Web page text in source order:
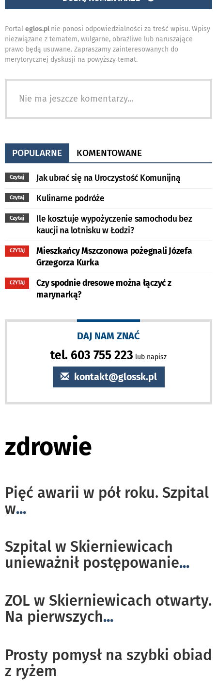
Portal eglos.pl nie ponosi odpowiedzialności za treść wpisu. Wpisy
niezwiązane z tematem, wulgarne, obraźliwe lub naruszające
prawo będą usuwane. Zapraszamy zainteresowanych do
merytorycznej dyskusji na powyższy temat.
Nie ma jeszcze komentarzy...
POPULARNE KOMENTOWANE
Czytaj Jak ubrać się na Uroczystość Komunijną
Czytaj Kulinarne podróże
Czytaj
Ile kosztuje wypożyczenie samochodu bez
kaucji na lotnisku w Łodzi?
CZYTAJ
Mieszkańcy Mszczonowa pożegnali Józefa
Grzegorza Kurka
CZYTAJ
Czy spodnie dresowe można łączyć z
marynarką?
DAJ NAM ZNAĆ
tel. 603 755 223 lub napisz
kontakt@glossk.pl
zdrowie
Pięć awarii w pół roku. Szpital
w...
Szpital w Skierniewicach
unieważnił postępowanie...
ZOL w Skierniewicach otwarty.
Na pierwszych...
Prosty pomysł na szybki obiad
z ryżem